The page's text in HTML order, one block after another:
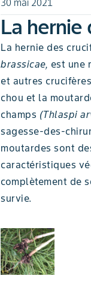
30 mai 2021
La hernie
La hernie des
brassicae, est une
et autres
chou et la
champs (Thlaspi
sagesse-des-
moutardes sont
caractéristiques
complètement de
survie.